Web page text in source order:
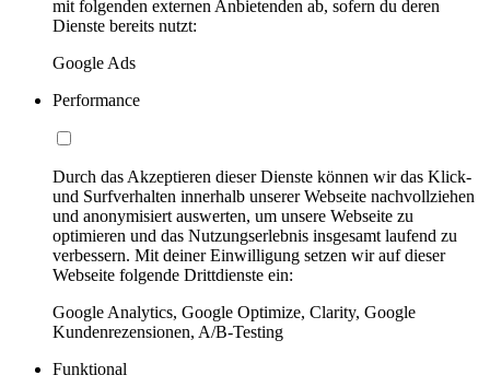
mit folgenden externen Anbietenden ab, sofern du deren
Dienste bereits nutzt:
Google Ads
Performance
Durch das Akzeptieren dieser Dienste können wir das Klick-
und Surfverhalten innerhalb unserer Webseite nachvollziehen
und anonymisiert auswerten, um unsere Webseite zu
optimieren und das Nutzungserlebnis insgesamt laufend zu
verbessern. Mit deiner Einwilligung setzen wir auf dieser
Webseite folgende Drittdienste ein:
Google Analytics, Google Optimize, Clarity, Google
Kundenrezensionen, A/B-Testing
Funktional